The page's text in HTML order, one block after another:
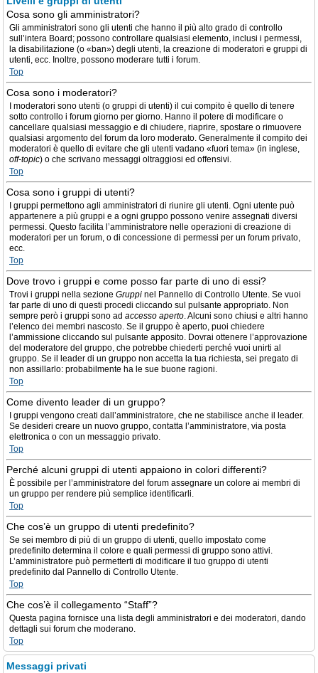
Cosa sono gli amministratori?
Gli amministratori sono gli utenti che hanno il più alto grado di controllo
sull’intera Board; possono controllare qualsiasi elemento, inclusi i permessi,
la disabilitazione (o «ban») degli utenti, la creazione di moderatori e gruppi di
utenti, ecc. Inoltre, possono moderare tutti i forum.
Top
Cosa sono i moderatori?
I moderatori sono utenti (o gruppi di utenti) il cui compito è quello di tenere
sotto controllo i forum giorno per giorno. Hanno il potere di modificare o
cancellare qualsiasi messaggio e di chiudere, riaprire, spostare o rimuovere
qualsiasi argomento del forum da loro moderato. Generalmente il compito dei
moderatori è quello di evitare che gli utenti vadano «fuori tema» (in inglese,
off-topic) o che scrivano messaggi oltraggiosi ed offensivi.
Top
Cosa sono i gruppi di utenti?
I gruppi permettono agli amministratori di riunire gli utenti. Ogni utente può
appartenere a più gruppi e a ogni gruppo possono venire assegnati diversi
permessi. Questo facilita l’amministratore nelle operazioni di creazione di
moderatori per un forum, o di concessione di permessi per un forum privato,
ecc.
Top
Dove trovo i gruppi e come posso far parte di uno di essi?
Trovi i gruppi nella sezione Gruppi nel Pannello di Controllo Utente. Se vuoi
far parte di uno di questi procedi cliccando sul pulsante appropriato. Non
sempre però i gruppi sono ad accesso aperto. Alcuni sono chiusi e altri hanno
l’elenco dei membri nascosto. Se il gruppo è aperto, puoi chiedere
l’ammissione cliccando sul pulsante apposito. Dovrai ottenere l’approvazione
del moderatore del gruppo, che potrebbe chiederti perché vuoi unirti al
gruppo. Se il leader di un gruppo non accetta la tua richiesta, sei pregato di
non assillarlo: probabilmente ha le sue buone ragioni.
Top
Come divento leader di un gruppo?
I gruppi vengono creati dall’amministratore, che ne stabilisce anche il leader.
Se desideri creare un nuovo gruppo, contatta l’amministratore, via posta
elettronica o con un messaggio privato.
Top
Perché alcuni gruppi di utenti appaiono in colori differenti?
È possibile per l’amministratore del forum assegnare un colore ai membri di
un gruppo per rendere più semplice identificarli.
Top
Che cos’è un gruppo di utenti predefinito?
Se sei membro di più di un gruppo di utenti, quello impostato come
predefinito determina il colore e quali permessi di gruppo sono attivi.
L’amministratore può permetterti di modificare il tuo gruppo di utenti
predefinito dal Pannello di Controllo Utente.
Top
Che cos’è il collegamento “Staff”?
Questa pagina fornisce una lista degli amministratori e dei moderatori, dando
dettagli sui forum che moderano.
Top
Messaggi privati